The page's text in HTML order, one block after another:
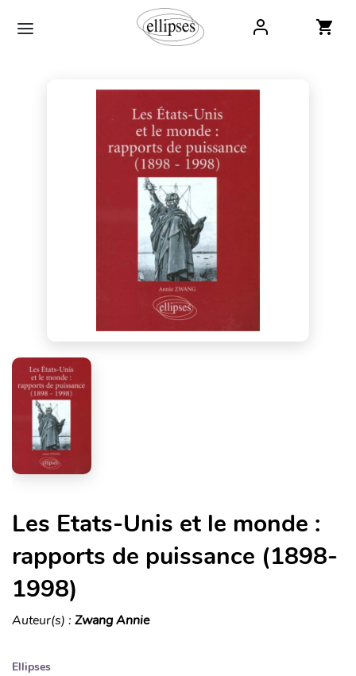
Les Etats-Unis et le monde :
rapports de puissance (1898-
1998)
Auteur(s) : Zwang Annie
Ellipses